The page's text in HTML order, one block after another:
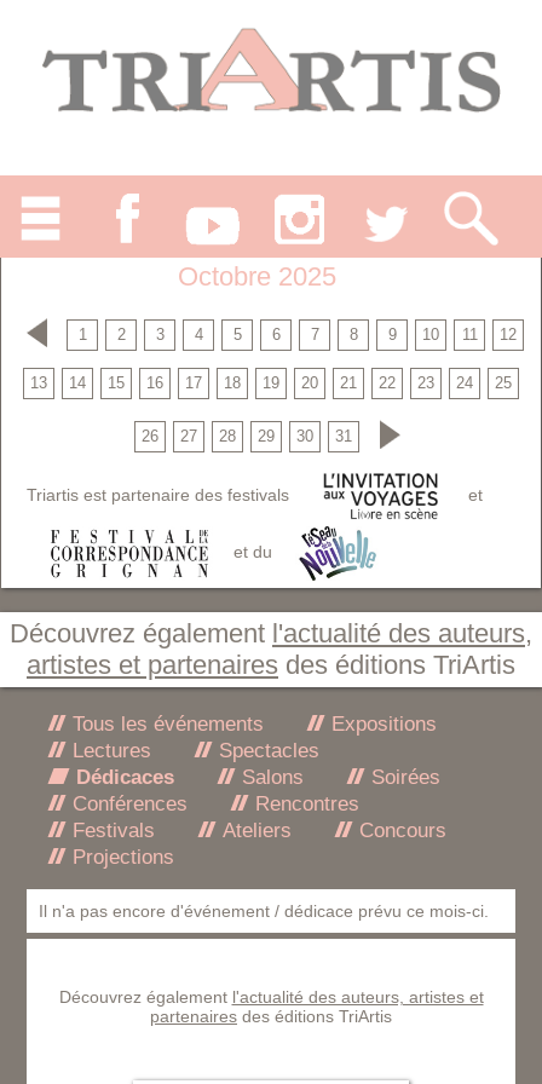
Octobre 2025
1 2 3 4 5 6 7 8 9 10 11 12
13 14 15 16 17 18 19 20 21 22 23 24 25
26 27 28 29 30 31
Triartis est partenaire des festivals et
et du
Découvrez également l'actualité des auteurs,
artistes et partenaires des éditions TriArtis
Tous les événements
Expositions
Lectures
Spectacles
Dédicaces
Salons
Soirées
Conférences
Rencontres
Festivals
Ateliers
Concours
Projections
Il n'a pas encore d'événement / dédicace prévu ce mois-ci.
Découvrez également l'actualité des auteurs, artistes et
partenaires des éditions TriArtis